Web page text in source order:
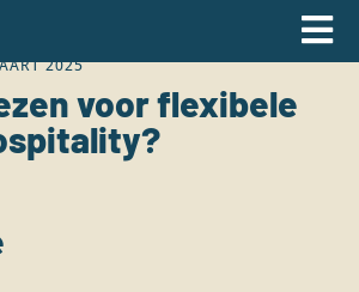
2025
voor flexibele